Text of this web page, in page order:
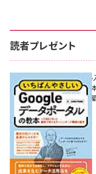
読者プレゼント
無料BIツール
ポータルの教
シュボード構
7月31日 10:00